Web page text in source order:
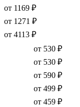
от 1169 ₽
от 1271 ₽
от 4113 ₽
от 530 ₽
от 530 ₽
от 590 ₽
от 499 ₽
от 459 ₽